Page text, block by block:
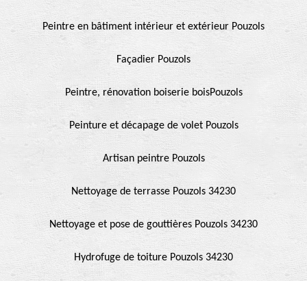
Peintre en bâtiment intérieur et extérieur Pouzols
Façadier Pouzols
Peintre, rénovation boiserie boisPouzols
Peinture et décapage de volet Pouzols
Artisan peintre Pouzols
Nettoyage de terrasse Pouzols 34230
Nettoyage et pose de gouttières Pouzols 34230
Hydrofuge de toiture Pouzols 34230